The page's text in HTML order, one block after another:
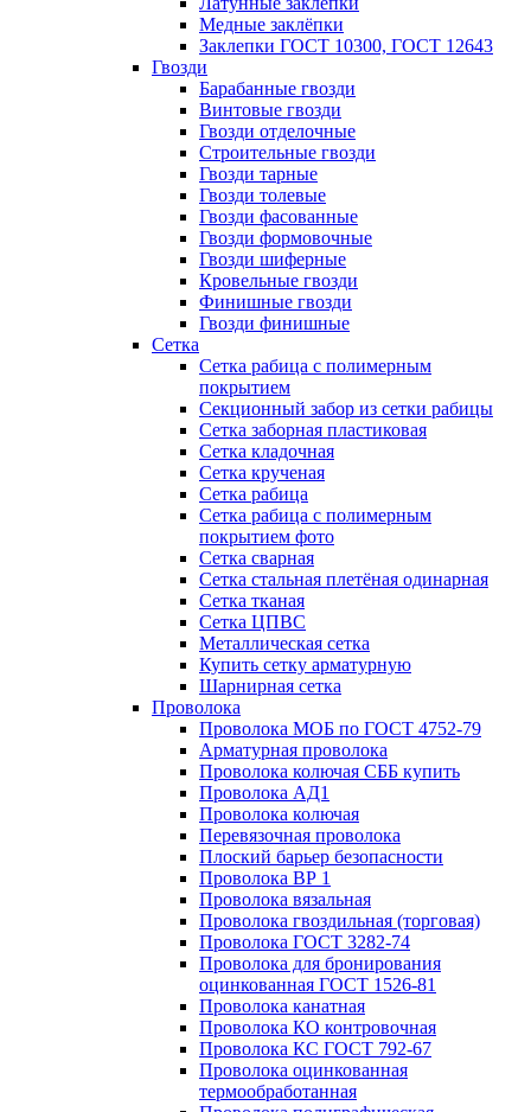
Медные заклёпки
Заклепки ГОСТ 10300, ГОСТ 12643
Гвозди
Барабанные гвозди
Винтовые гвозди
Гвозди отделочные
Строительные гвозди
Гвозди тарные
Гвозди толевые
Гвозди фасованные
Гвозди формовочные
Гвозди шиферные
Кровельные гвозди
Финишные гвозди
Гвозди финишные
Сетка
Сетка рабица с полимерным
покрытием
Секционный забор из сетки рабицы
Сетка заборная пластиковая
Сетка кладочная
Сетка крученая
Сетка рабица
Сетка рабица с полимерным
покрытием фото
Сетка сварная
Сетка стальная плетёная одинарная
Сетка тканая
Сетка ЦПВС
Металлическая сетка
Купить сетку арматурную
Шарнирная сетка
Проволока
Проволока МОБ по ГОСТ 4752-79
Арматурная проволока
Проволока колючая СББ купить
Проволока АД1
Проволока колючая
Перевязочная проволока
Плоский барьер безопасности
Проволока ВР 1
Проволока вязальная
Проволока гвоздильная (торговая)
Проволока ГОСТ 3282-74
Проволока для бронирования
оцинкованная ГОСТ 1526-81
Проволока канатная
Проволока КО контровочная
Проволока КС ГОСТ 792-67
Проволока оцинкованная
термообработанная